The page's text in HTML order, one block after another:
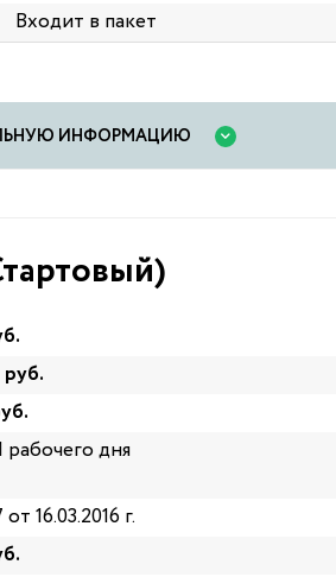
Входит в пакет
ИНФОРМАЦИЮ
рабочего дня
от 16.03.2016 г.